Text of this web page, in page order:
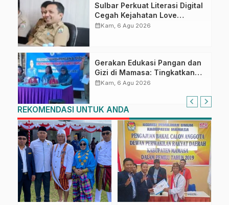
Sulbar Perkuat Literasi Digital
Cegah Kejahatan Love
Scamming
calendar_monthKam, 6 Agu 2026
Gerakan Edukasi Pangan dan
Gizi di Mamasa: Tingkatkan
Pengetahuan dan
calendar_monthKam, 6 Agu 2026
REKOMENDASI UNTUK ANDA